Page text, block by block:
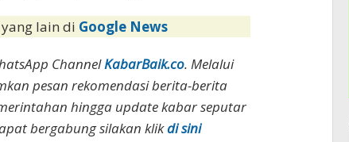
yang lain di Google News
ChannelKabarBaik.co. Melalui
pesan rekomendasi berita-berita
hingga update kabar seputar
bergabung silakan klikdi sini